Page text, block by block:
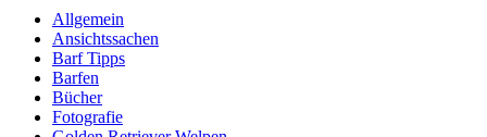
Allgemein
Ansichtssachen
Barf Tipps
Barfen
Bücher
Fotografie